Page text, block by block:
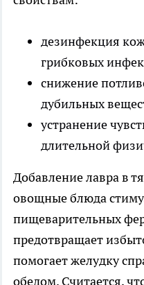
дезинфекция
грибковых
снижение
дубильных
устранение
длительной
Добавление лавра в
овощные блюда
пищеварительных
предотвращает
помогает желудку
обедом. Считается,